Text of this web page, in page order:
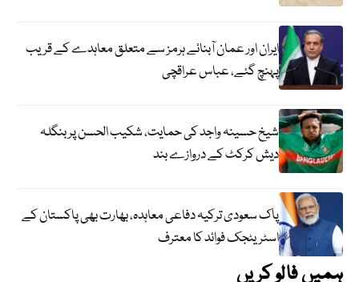
ایران اور عمان آبنائے ہرمز سے متعلق معاہدے کے قریب
پہنچ گئے، عباس عراقچی
شیخ حسینہ واجد کی حمایت، شکیب الحسن پر بنگلہ
دیش کرکٹ کے دروازے بند
پاک سعودی ترکیہ دفاعی معاہدہ، بھارت بھی پاکستان کے
اسٹریٹجک فوائد کا معترف
ہمیں فالو کریں